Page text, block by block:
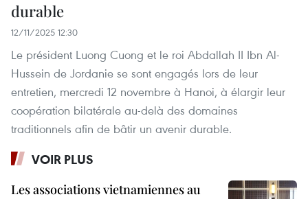
durable
12/11/2025 12:30
Le président Luong Cuong et le roi Abdallah II Ibn Al-
Hussein de Jordanie se sont engagés lors de leur
entretien, mercredi 12 novembre à Hanoi, à élargir leur
coopération bilatérale au-delà des domaines
traditionnels afin de bâtir un avenir durable.
VOIR PLUS
Les associations vietnamiennes au